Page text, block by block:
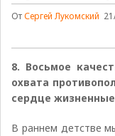
ОтСергей Лукомский
8. Восьмое
охвата
сердце
В раннем детстве